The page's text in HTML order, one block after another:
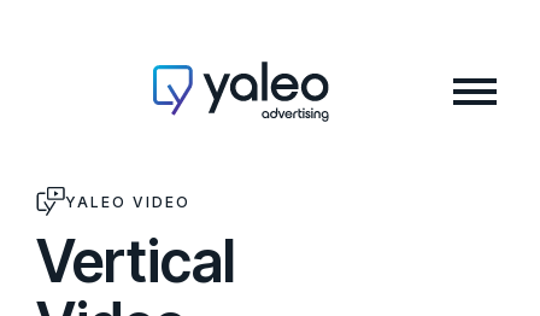
Vertical
YALEO VIDEO